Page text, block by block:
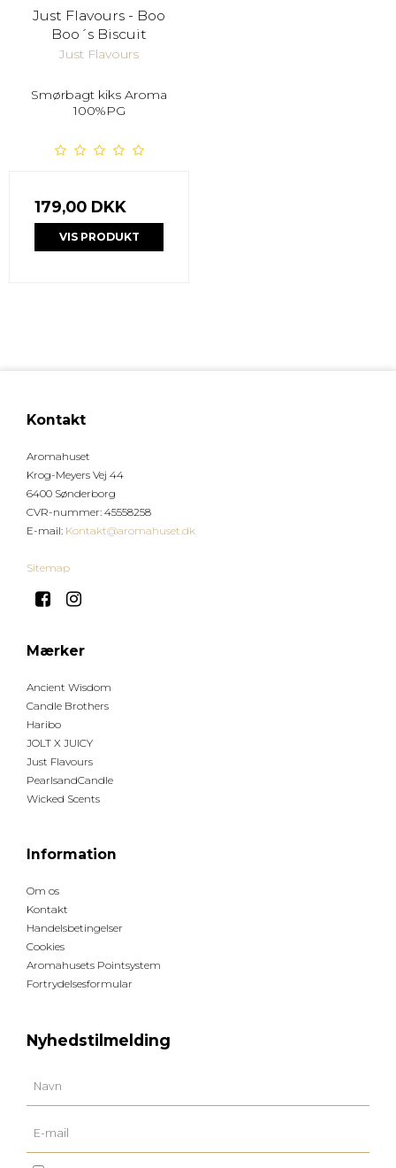
Just Flavours - Boo
Boo´s Biscuit
Just Flavours
Smørbagt kiks Aroma
100%PG
179,00 DKK
VIS PRODUKT
Kontakt
Aromahuset
Krog-Meyers Vej 44
6400 Sønderborg
CVR-nummer: 45558258
E-mail: Kontakt@aromahuset.dk
Sitemap
Mærker
Ancient Wisdom
Candle Brothers
Haribo
JOLT X JUICY
Just Flavours
PearlsandCandle
Wicked Scents
Information
Om os
Kontakt
Handelsbetingelser
Cookies
Aromahusets Pointsystem
Fortrydelsesformular
Nyhedstilmelding